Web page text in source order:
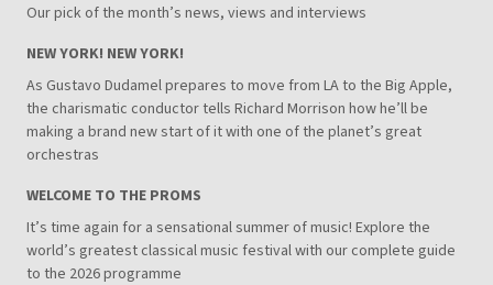
Our pick of the month’s news, views and interviews
NEW YORK! NEW YORK!
As Gustavo Dudamel prepares to move from LA to the Big Apple,
the charismatic conductor tells Richard Morrison how he’ll be
making a brand new start of it with one of the planet’s great
orchestras
WELCOME TO THE PROMS
It’s time again for a sensational summer of music! Explore the
world’s greatest classical music festival with our complete guide
to the 2026 programme